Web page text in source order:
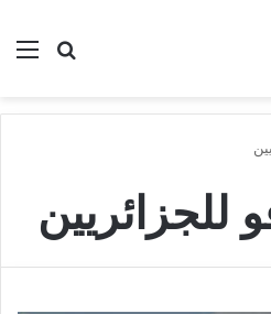
ابحث
للجزائريين